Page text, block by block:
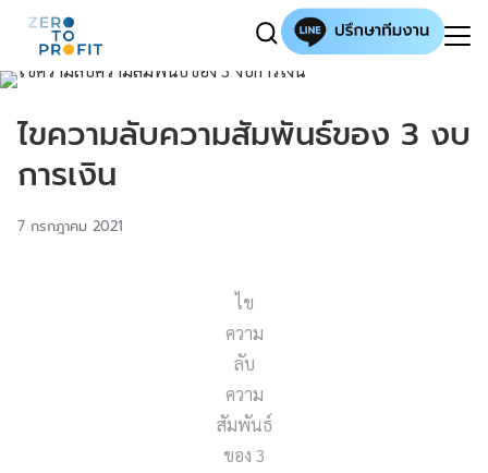
ไขความลับความสัมพันธ์ของ 3 งบ
การเงิน
7 กรกฎาคม 2021
ไข
ความ
ลับ
ความ
สัมพันธ์
ของ 3